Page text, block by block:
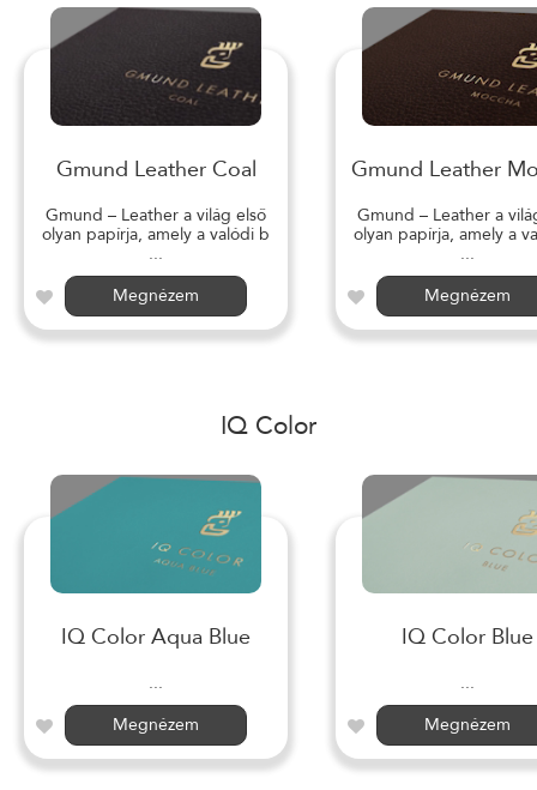
Gmund Leather Coal
Gmund – Leather a világ első
olyan papírja, amely a valódi b
...
Megnézem
Gmund Leather
Gmund – Leather a
olyan papírja, amely a
...
Megnézem
IQ Color
IQ Color Aqua Blue
...
Megnézem
IQ Color Blue
...
Megnézem